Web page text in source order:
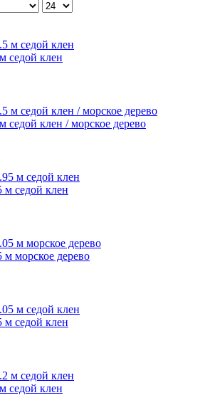
седой клен
седой клен / морское дерево
м седой клен
м морское дерево
м седой клен
седой клен